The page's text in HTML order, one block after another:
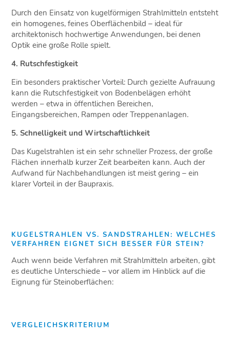
Durch den Einsatz von kugelförmigen Strahlmitteln entsteht
ein homogenes, feines Oberflächenbild – ideal für
architektonisch hochwertige Anwendungen, bei denen
Optik eine große Rolle spielt.
4. Rutschfestigkeit
Ein besonders praktischer Vorteil: Durch gezielte Aufrauung
kann die Rutschfestigkeit von Bodenbelägen erhöht
werden – etwa in öffentlichen Bereichen,
Eingangsbereichen, Rampen oder Treppenanlagen.
5. Schnelligkeit und Wirtschaftlichkeit
Das Kugelstrahlen ist ein sehr schneller Prozess, der große
Flächen innerhalb kurzer Zeit bearbeiten kann. Auch der
Aufwand für Nachbehandlungen ist meist gering – ein
klarer Vorteil in der Baupraxis.
KUGELSTRAHLEN VS. SANDSTRAHLEN: WELCHES
VERFAHREN EIGNET SICH BESSER FÜR STEIN?
Auch wenn beide Verfahren mit Strahlmitteln arbeiten, gibt
es deutliche Unterschiede – vor allem im Hinblick auf die
Eignung für Steinoberflächen:
VERGLEICHSKRITERIUM